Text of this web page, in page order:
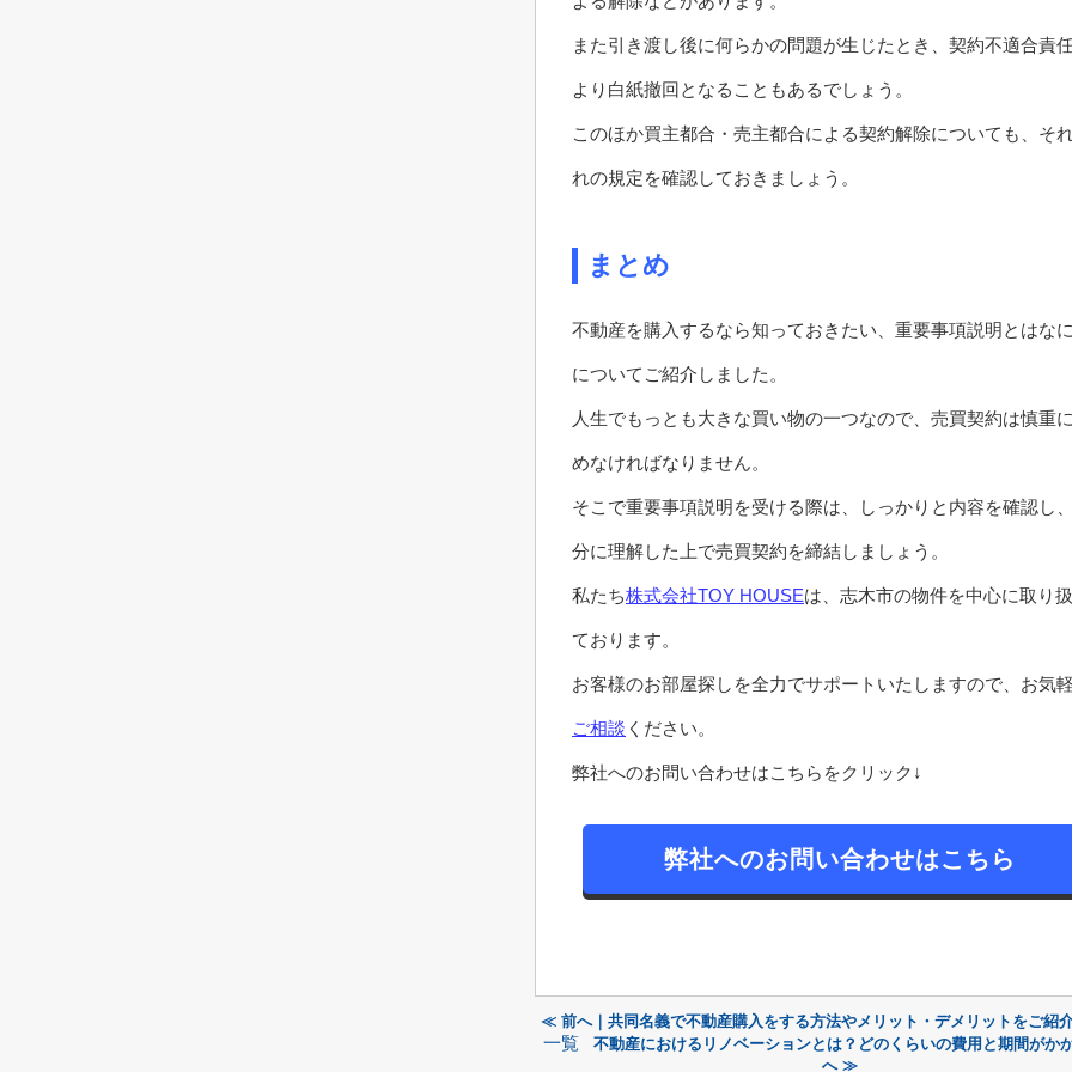
また引き渡し後に何らかの問題が生じたとき、契約不適合責
より白紙撤回となることもあるでしょう。
このほか買主都合・売主都合による契約解除についても、そ
れの規定を確認しておきましょう。
まとめ
不動産を購入するなら知っておきたい、重要事項説明とはな
についてご紹介しました。
人生でもっとも大きな買い物の一つなので、売買契約は慎重
めなければなりません。
そこで重要事項説明を受ける際は、しっかりと内容を確認し
分に理解した上で売買契約を締結しましょう。
私たち株式会社TOY HOUSEは、志木市の物件を中心に取り
ております。
お客様のお部屋探しを全力でサポートいたしますので、お気
ご相談 ください。
弊社へのお問い合わせはこちらをクリック↓
弊社へのお問い合わせはこちら
≪ 前へ｜共同名義で不動産購入をする方法やメリット・デメリットをご紹介
一覧
不動産におけるリノベーションとは？どのくらいの費用と期間がか
へ ≫